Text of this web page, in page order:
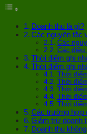
Doanh thu là gì?
Các nguyên tắc
Các
Các điều
Thời điểm ghi
Thời điểm ghi
Thời
Thời
Thời
Thời
Thời
Các trường hợp
Giảm trừ doanh
Doanh thu